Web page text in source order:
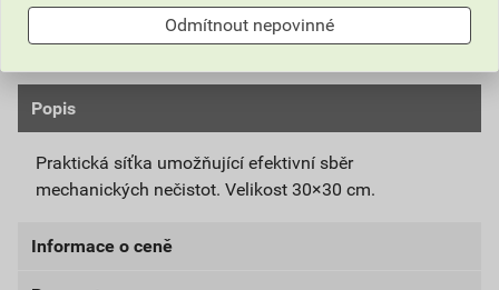
Výrobky značky:Stachema
Popis
Praktická síťka umožňující efektivní sběr
mechanických nečistot. Velikost 30×30 cm.
Informace o ceně
Odmítnout nepovinné